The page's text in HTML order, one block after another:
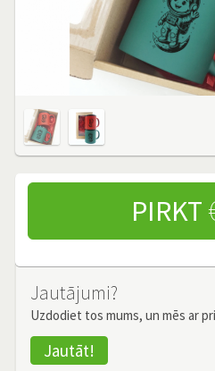
PIRKT
Jautājumi?
Uzdodiet tos mums, un mēs ar
Jautāt!